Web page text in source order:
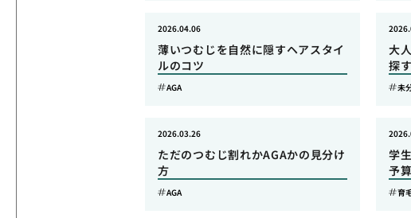
薄いつむじを自然に隠すヘアスタイ
ルのコツ
2026.04.06
AGA
大
探
未
ただのつむじ割れかAGAかの見分け
方
2026.03.26
AGA
学
予算
育